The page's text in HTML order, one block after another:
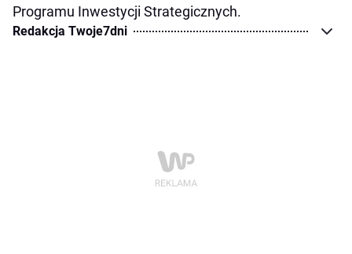
Programu Inwestycji Strategicznych.
Redakcja Twoje7dni